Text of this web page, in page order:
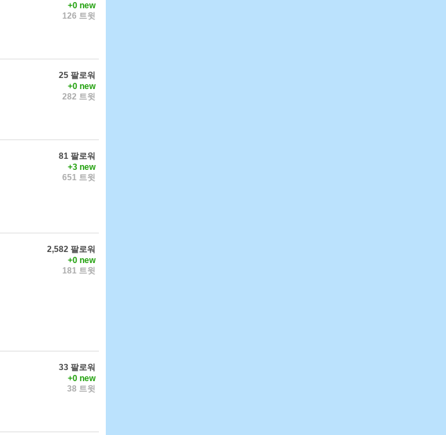
+0 new
126 트윗
25 팔로워
+0 new
282 트윗
81 팔로워
+3 new
651 트윗
2,582 팔로워
+0 new
181 트윗
33 팔로워
+0 new
38 트윗